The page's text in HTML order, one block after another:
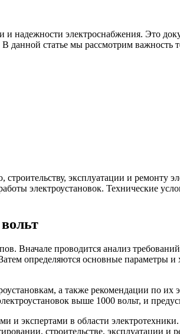
надежности электроснабжения. Это
данной статье мы рассмотрим важность
эксплуатации и ремонту
электроустановок. Технические
Вначале проводится анализ
определяются основные параметры
а также рекомендации по
выше 1000 вольт, и
и экспертами в области
строительстве, эксплуатации и